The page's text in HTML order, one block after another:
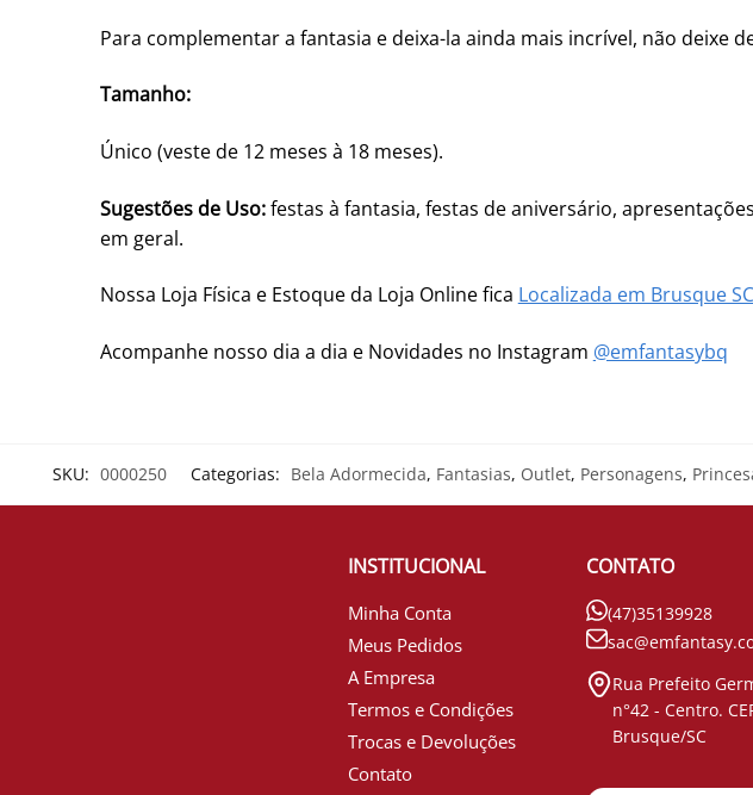
Para complementar a fantasia e deixa-la ainda mais incrível, não deixe
Tamanho:
Único (veste de 12 meses à 18 meses).
Sugestões de Uso:festas à fantasia, festas de aniversário,
em geral.
Nossa Loja Física e Estoque da Loja Online fica Localizada em Brusque SC
Acompanhe nosso dia a dia e Novidades no Instagram @emfantasybq
SKU: 0000250 Categorias: Bela Adormecida, Fantasias, Outlet, Personagens,
INSTITUCIONAL
Minha Conta
Meus Pedidos
A Empresa
Termos e Condições
Trocas e Devoluções
Contato
CONTATO
(47)35139928
Rua Prefeito
n°42 - Centro.
Brusque/SC